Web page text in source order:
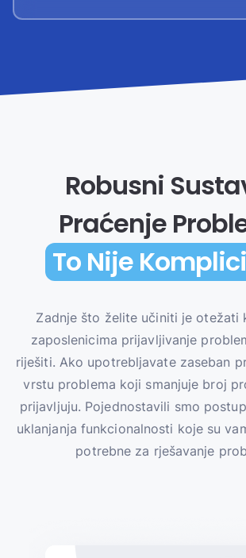
Robusni
Praćenje
To Nije
Zadnje što želite učiniti je otežati
zaposlenicima prijavljivanje
riješiti. Ako upotrebljavate zaseban
vrstu problema koji smanjuje broj
prijavljuju. Pojednostavili smo
uklanjanja funkcionalnosti koje su
potrebne za rješavanje